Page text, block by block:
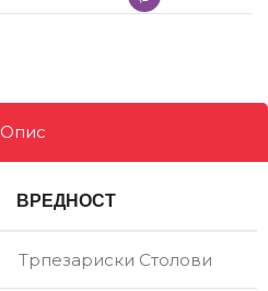
Опис
ВРЕДНОСТ
Трпезариски Столови